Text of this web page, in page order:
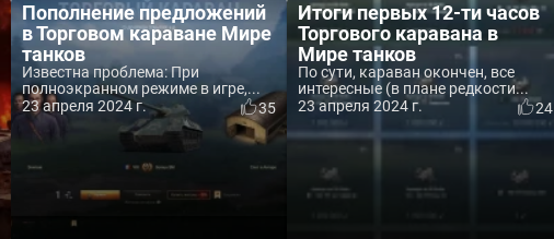
Пополнение предложений
в Торговом караване Мире
танков
Известна проблема: При
полноэкранном режиме в игре,...
23 апреля 2024 г.
35
Итоги первых 12-ти часов
Торгового каравана в
Мире танков
По сути, караван окончен, все
интересные (в плане редкости...
23 апреля 2024 г.
24